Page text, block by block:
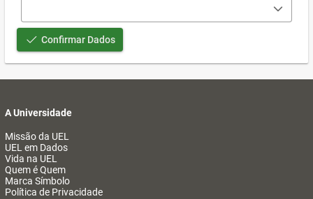
Confirmar Dados
A Universidade
Missão da UEL
UEL em Dados
Vida na UEL
Quem é Quem
Marca Símbolo
Política de Privacidade